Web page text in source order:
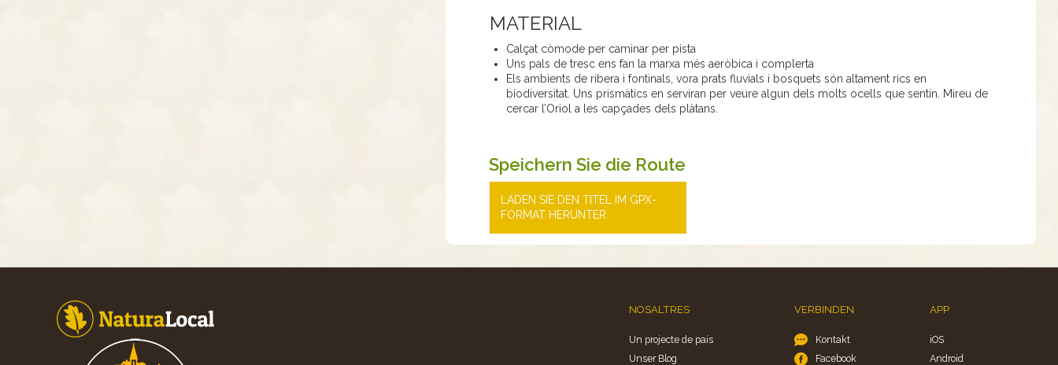
MATERIAL
Calçat còmode per caminar per pista
Uns pals de tresc ens fan la marxa més aeròbica i complerta
Els ambients de ribera i fontinals, vora prats fluvials i bosquets són altament rics en
biodiversitat. Uns prismàtics en serviran per veure algun dels molts ocells que sentin. Mireu de
cercar l’Oriol a les capçades dels plàtans.
Speichern Sie die Route
LADEN SIE DEN TITEL IM GPX-
FORMAT HERUNTER
NOSALTRES
Un projecte de país
Unser Blog
VERBINDEN
Kontakt
Facebook
APP
iOS
Android